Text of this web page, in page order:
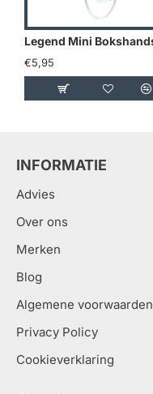
€5,95
INFORMATIE
Advies
Over ons
Merken
Blog
Algemene voorwaarden
Privacy Policy
Cookieverklaring